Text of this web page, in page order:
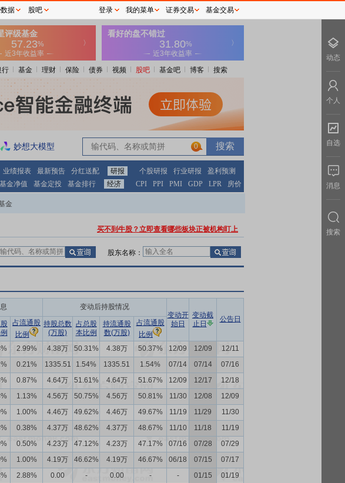
行 基金 理财 保险 债券 视频 股吧 基金吧 博客 搜索
妙想大模型 0
业绩报表 最新预告 分红送配 研报 个股研报 行业研报
盈利预测
基金净值 基金定投 基金排行 经济 CPI PPI PMI GDP LPR 房价
金
买不到牛股？立即查看哪些板块正被机构盯上
股东名称：
变动后持股情况
变动开
始日
变动截
止日
公告日
占流通股
比例
持股总数
(万股)
占总股
本比例
持流通股
数(万股)
占流通股
比例
2.99% 4.38万 50.31% 4.38万 50.37% 12/09 12/09
12/11
0.21% 1335.51 1.54% 1335.51 1.54% 07/14 07/14
07/16
0.87% 4.64万 51.61% 4.64万 51.67% 12/09 12/17
12/18
1.13% 4.56万 50.75% 4.56万 50.81% 11/30 12/08
12/09
1.00% 4.46万 49.62% 4.46万 49.67% 11/19 11/29
11/30
0.38% 4.37万 48.62% 4.37万 48.67% 11/10 11/18
11/19
0.50% 4.23万 47.12% 4.23万 47.17% 07/16 07/28
07/29
1.00% 4.19万 46.62% 4.19万 46.67% 06/18 07/15
07/17
2.88% 0.00 - 0.00 - - 01/15
01/19
数据 股吧 登录 我的菜单 证券交易 基金交易
动态
个人
自选
消息
搜索